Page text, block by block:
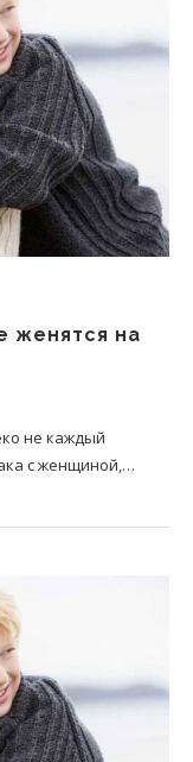
женятся на
не каждый
с женщиной,…